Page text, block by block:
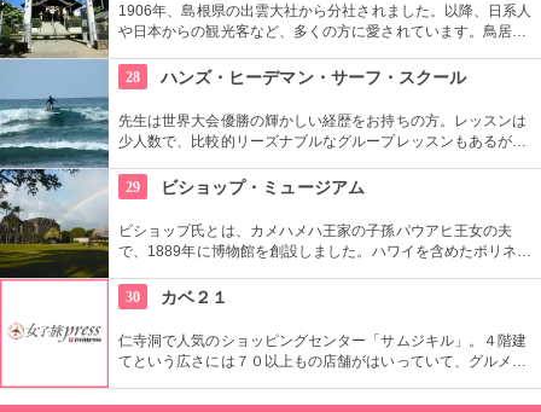
1906年、島根県の出雲大社から分社されました。以降、日系人
や日本からの観光客など、多くの方に愛されています。鳥居や
りそう。日本とハワイで2度お祈りされたお守りも好評です。
28 ハンズ・ヒーデマン・サーフ・スクール
先生は世界大会優勝の輝かしい経歴をお持ちの方。レッスンは
少人数で、比較的リーズナブルなグループレッスンもあるが、
心者の方も基本動作からきちんと学んで、いざ海へ！
29 ビショップ・ミュージアム
ビショップ氏とは、カメハメハ王家の子孫パウアヒ王女の夫
で、1889年に博物館を創設しました。ハワイを含めたポリネシ
や中の吹き抜け、インテリアも見ごたえあります。
30 カベ２１
仁寺洞で人気のショッピングセンター「サムジキル」。４階建
てという広さには７０以上もの店舗がはいっていて、グルメや
では螺細製品や乗り下など、韓国の伝統工芸品を取り扱い、お